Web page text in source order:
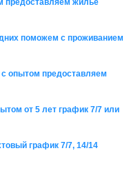
поможем с проживанием
с опытом предоставляем
от 5 лет график 7/7 или
график 7/7, 14/14